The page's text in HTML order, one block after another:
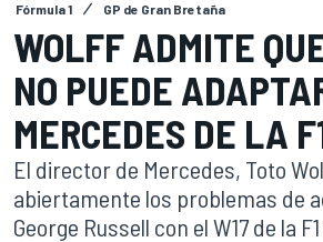
Fórmula 1 GP de Gran Bretaña
WOLFF ADMITE
NO PUEDE
MERCEDES DE LA
El director de Mercedes, Toto
abiertamente los problemas de
George Russell con el W17 de la F1